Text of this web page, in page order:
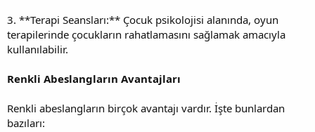
3. **Terapi Seansları:** Çocuk psikolojisi alanında, oyun
terapilerinde çocukların rahatlamasını sağlamak amacıyla
kullanılabilir.
Renkli Abeslangların Avantajları
Renkli abeslangların birçok avantajı vardır. İşte bunlardan
bazıları: